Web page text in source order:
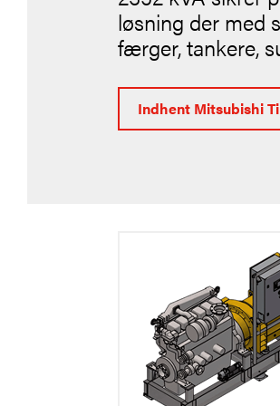
løsning der med
færger, tankere,
Indhent Mitsubishi